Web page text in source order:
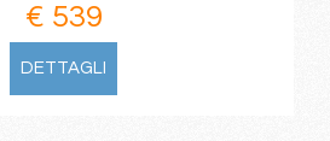
€ 539
DETTAGLI